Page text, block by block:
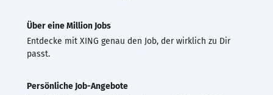
Über eine Million Jobs
Entdecke mit XING genau den Job, der wirklich zu Dir
passt.
Persönliche Job-Angebote